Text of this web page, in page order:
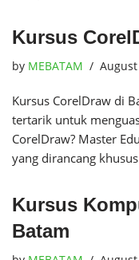
Kursus
by MEBATAM
Kursus CorelDraw di
tertarik untuk
CorelDraw? Master
yang dirancang
Kursus
Batam